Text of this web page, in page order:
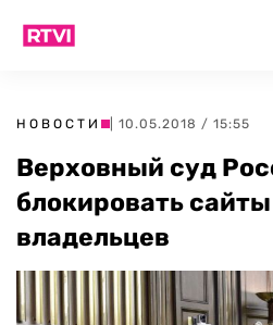
НОВОСТИ | 10.05.2018 / 15:55
Верховный суд
блокировать
владельцев